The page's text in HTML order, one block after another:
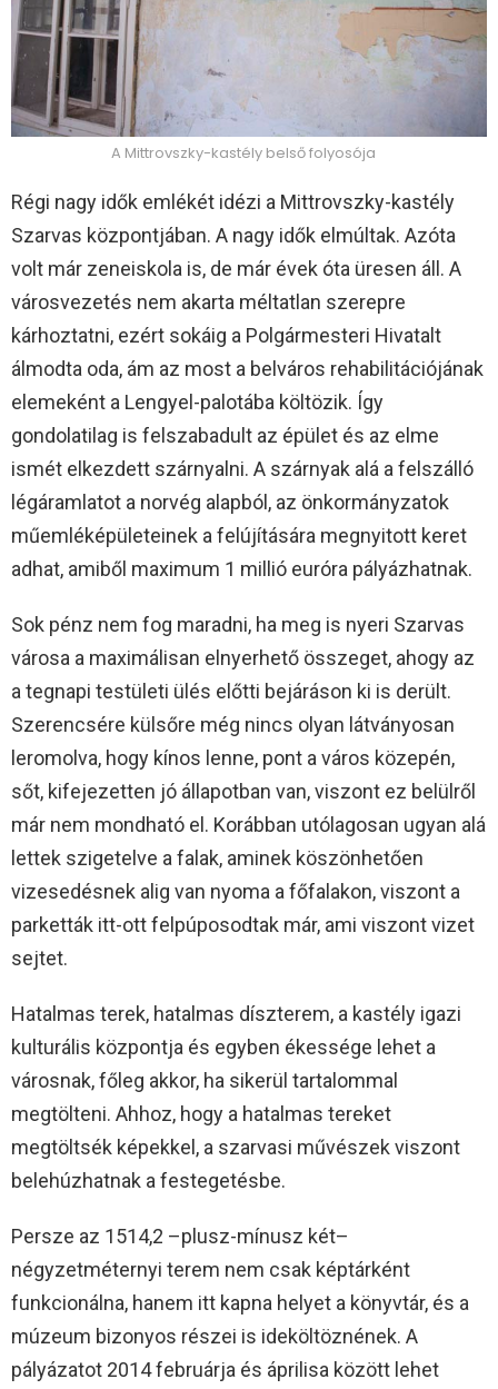
A Mittrovszky-kastély belső folyosója
Régi nagy idők emlékét idézi a Mittrovszky-kastély
Szarvas központjában. A nagy idők elmúltak. Azóta
volt már zeneiskola is, de már évek óta üresen áll. A
városvezetés nem akarta méltatlan szerepre
kárhoztatni, ezért sokáig a Polgármesteri Hivatalt
álmodta oda, ám az most a belváros rehabilitációjának
elemeként a Lengyel-palotába költözik. Így
gondolatilag is felszabadult az épület és az elme
ismét elkezdett szárnyalni. A szárnyak alá a felszálló
légáramlatot a norvég alapból, az önkormányzatok
műemléképületeinek a felújítására megnyitott keret
adhat, amiből maximum 1 millió euróra pályázhatnak.
Sok pénz nem fog maradni, ha meg is nyeri Szarvas
városa a maximálisan elnyerhető összeget, ahogy az
a tegnapi testületi ülés előtti bejáráson ki is derült.
Szerencsére külsőre még nincs olyan látványosan
leromolva, hogy kínos lenne, pont a város közepén,
sőt, kifejezetten jó állapotban van, viszont ez belülről
már nem mondható el. Korábban utólagosan ugyan alá
lettek szigetelve a falak, aminek köszönhetően
vizesedésnek alig van nyoma a főfalakon, viszont a
parketták itt-ott felpúposodtak már, ami viszont vizet
sejtet.
Hatalmas terek, hatalmas díszterem, a kastély igazi
kulturális központja és egyben ékessége lehet a
városnak, főleg akkor, ha sikerül tartalommal
megtölteni. Ahhoz, hogy a hatalmas tereket
megtöltsék képekkel, a szarvasi művészek viszont
belehúzhatnak a festegetésbe.
Persze az 1514,2 –plusz-mínusz két–
négyzetméternyi terem nem csak képtárként
funkcionálna, hanem itt kapna helyet a könyvtár, és a
múzeum bizonyos részei is ideköltöznének. A
pályázatot 2014 februárja és áprilisa között lehet